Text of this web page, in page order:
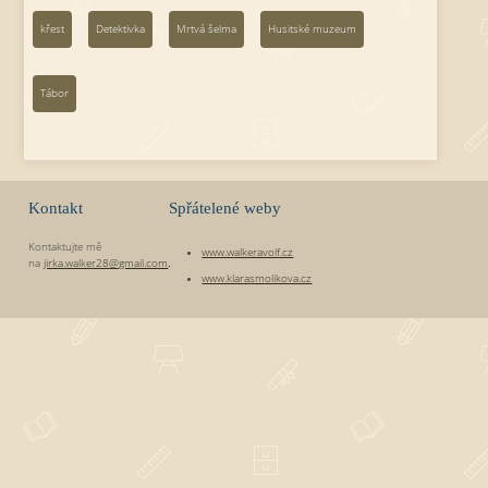
křest Detektivka Mrtvá šelma Husitské muzeum
Tábor
Kontakt
Kontaktujte mě
na jirka.walker28@gmail.com
Spřátelené weby
www.walkeravolf.cz
www.klarasmolikova.cz